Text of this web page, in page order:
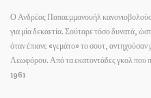
Ο Ανδρέας Παπαεμμανουήλ
για μία δεκαετία. Σούταρε τόσο δυνατά,
όταν έπιανε «γεμάτο» το σουτ, αντηχούσαν
Λεωφόρου. Από τα εκατοντάδες γκολ που
1961